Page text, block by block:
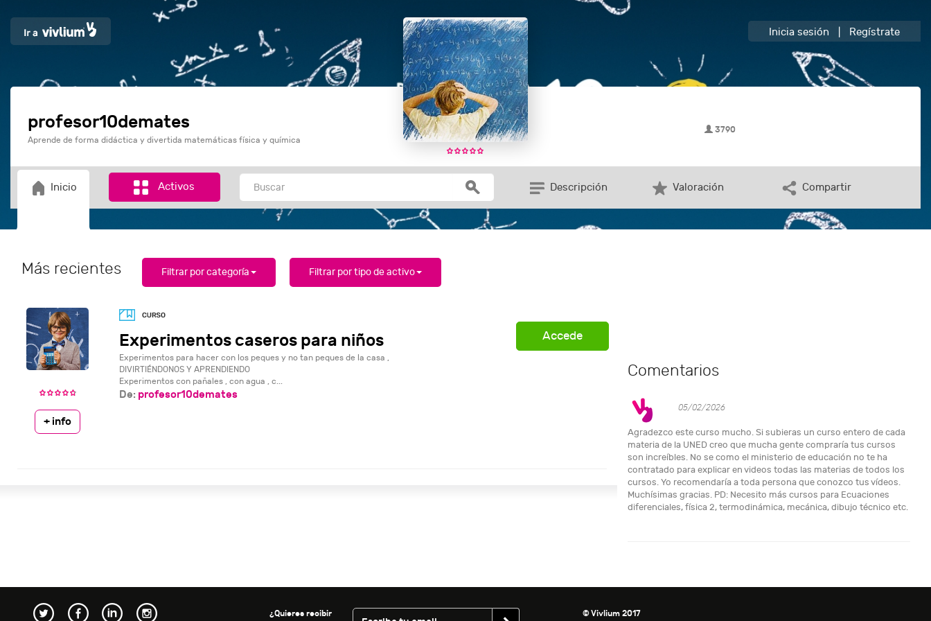
Inicia sesión Regístrate
profesor10demates
Aprende de forma didáctica y divertida matemáticas física y química
3790
Inicio Activos Descripción Valoración Compartir
Más recientes Filtrar por categoría Filtrar por tipo de activo
Experimentos caseros para niños
Experimentos para hacer con los peques y no tan peques de la casa ,
DIVIRTIÉNDONOS Y APRENDIENDO
Experimentos con pañales , con agua , c...
Accede
+ info
De: profesor10demates
Comentarios
05/02/2026
Agradezco este curso mucho. Si subieras un curso entero de cada
materia de la UNED creo que mucha gente compraría tus cursos
son increíbles. No se como el ministerio de educación no te ha
contratado para explicar en videos todas las materias de todos los
cursos. Yo recomendaría a toda persona que conozco tus vídeos.
Muchísimas gracias. PD: Necesito más cursos para Ecuaciones
diferenciales, física 2, termodinámica, mecánica, dibujo técnico etc.
¿Quieres recibir
© Vivlium 2017